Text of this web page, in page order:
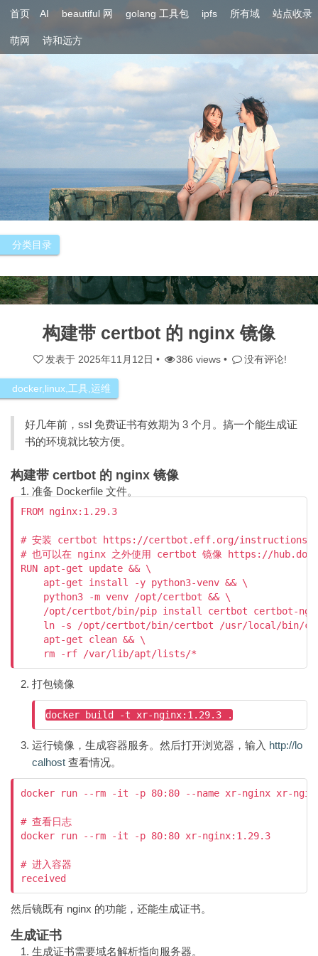
首页 AI beautiful 网 golang 工具包 ipfs 所有域 站点收录
萌网 诗和远方
分类目录
构建带 certbot 的 nginx 镜像
发表于 2025年11月12日 • 386 views • 没有评论!
docker, linux 工具 运维
好几年前，ssl 免费证书有效期为 3 个月。搞一个能生成证
书的环境就比较方便。
构建带 certbot 的 nginx 镜像
准备 Dockerfile 文件。
FROM nginx:1.29.3
# 安装 certbot https://certbot.eff.org/
# 也可以在 nginx 之外使用 certbot 镜像 https://
RUN apt-get update && \
    apt-get install -y python3-venv && \
    python3 -m venv /opt/certbot && \
/opt/certbot/bin/pip install certbot certbot-
ln -s /opt/certbot/bin/certbot /usr/local/bin/
    apt-get clean && \
打包镜像
docker build -t xr-nginx:1.29.3 .
运行镜像，生成容器服务。然后打开浏览器，输入 http://lo
calhost 查看情况。
docker run --rm -it -p 80:80 --name xr-nginx xr-
# 查看日志
docker run --rm -it -p 80:80 xr-nginx:1.29.3
# 进入容器
received
然后镜既有 nginx 的功能，还能生成证书。
生成证书
生成证书需要域名解析指向服务器。